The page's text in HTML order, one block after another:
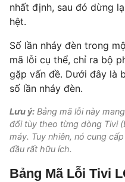
nhất định, sau đó dừng
hệt.
Số lần nháy đèn trong
mã lỗi cụ thể, chỉ ra bộ
gặp vấn đề. Dưới đây là
số lần nháy đèn.
Lưu ý: Bảng mã lỗi này
đổi tùy theo từng dòng Tivi
máy. Tuy nhiên, nó cung
đầu rất hữu ích.
Bảng Mã Lỗi Tivi